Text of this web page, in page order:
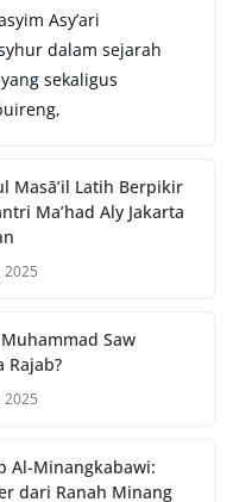
Asy’ari
dalam sejarah
sekaligus
Masā’il Latih Berpikir
Ma’had Aly Jakarta
2025
Saw
Rajab?
2025
Al-Minangkabawi:
dari Ranah Minang